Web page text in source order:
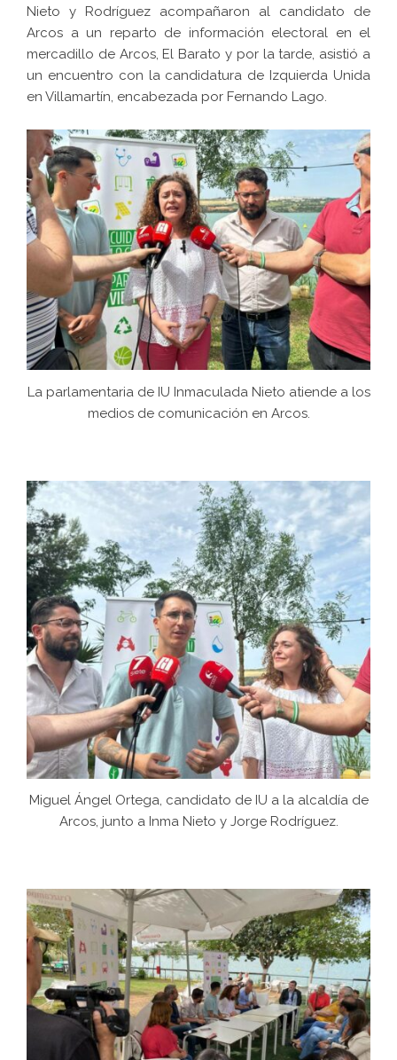
Nieto y Rodríguez acompañaron al candidato de
Arcos a un reparto de información electoral en el
mercadillo de Arcos, El Barato y por la tarde, asistió a
un encuentro con la candidatura de Izquierda Unida
en Villamartín, encabezada por Fernando Lago.
La parlamentaria de IU Inmaculada Nieto atiende a los
medios de comunicación en Arcos.
Miguel Ángel Ortega, candidato de IU a la alcaldía de
Arcos, junto a Inma Nieto y Jorge Rodríguez.